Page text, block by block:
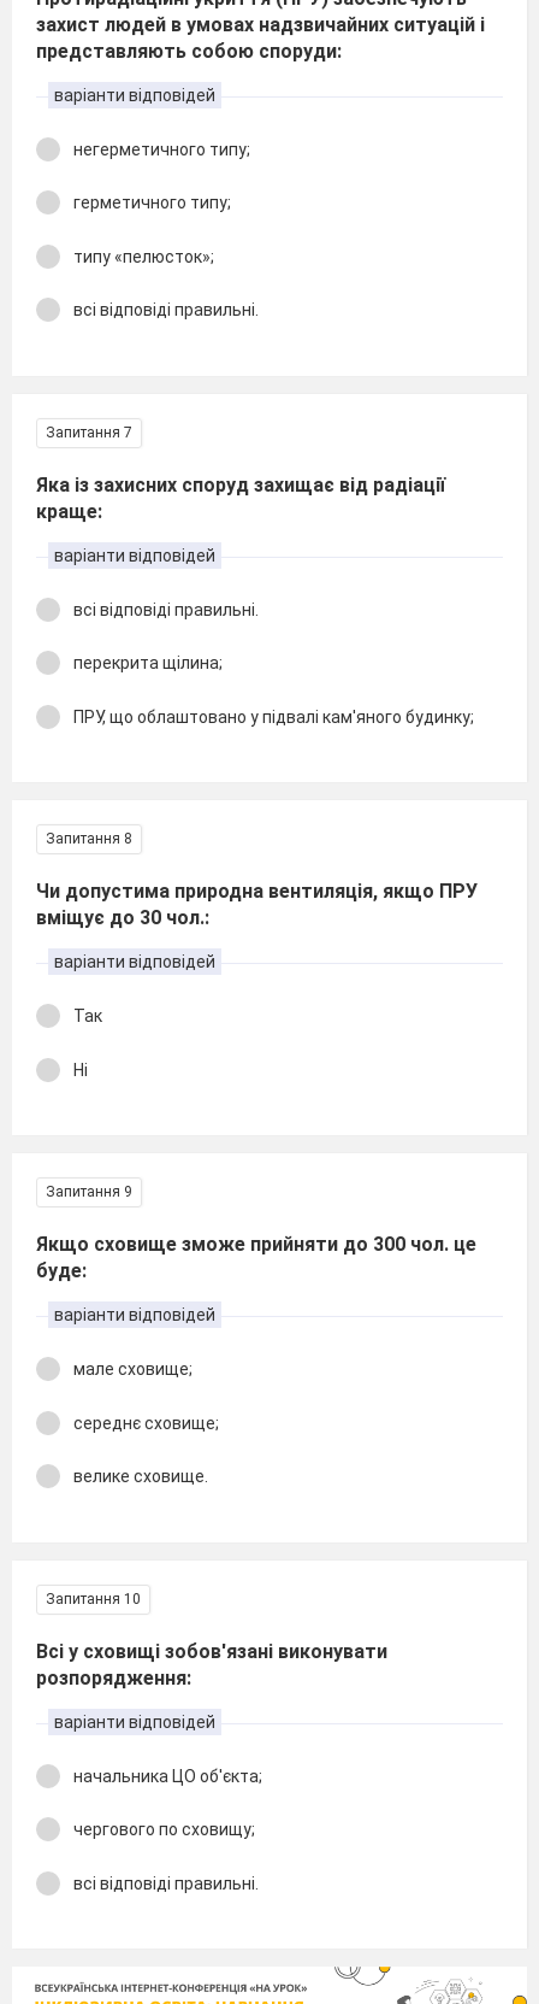
захист людей в умовах надзвичайних ситуацій і
представляють собою споруди:
варіанти відповідей
негерметичного типу;
герметичного типу;
типу «пелюсток»;
всі відповіді правильні.
Запитання 7
Яка із захисних споруд захищає від радіації
краще:
варіанти відповідей
всі відповіді правильні.
перекрита щілина;
ПРУ, що облаштовано у підвалі кам'яного будинку;
Запитання 8
Чи допустима природна вентиляція, якщо ПРУ
вміщує до 30 чол.:
варіанти відповідей
Так
Ні
Запитання 9
Якщо сховище зможе прийняти до 300 чол. це
буде:
варіанти відповідей
мале сховище;
середнє сховище;
велике сховище.
Запитання 10
Всі у сховищі зобов'язані виконувати
розпорядження:
варіанти відповідей
начальника ЦО об'єкта;
чергового по сховищу;
всі відповіді правильні.